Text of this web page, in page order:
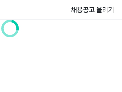
채용공고 올리기